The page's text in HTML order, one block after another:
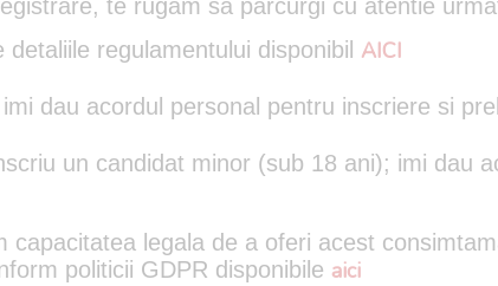
te rugam sa parcurgi cu atentie
regulamentului disponibil AICI
dau acordul personal pentru inscriere si
un candidat minor (sub 18 ani); imi dau
capacitatea legala de a oferi acest
politicii GDPR disponibile aici